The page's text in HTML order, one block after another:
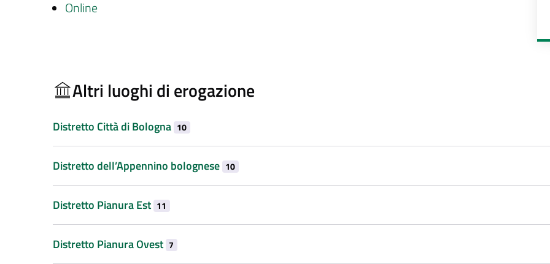
Online
Altri luoghi di erogazione
Distretto Città di Bologna 10
Distretto dell’Appennino bolognese 10
Distretto Pianura Est 11
Distretto Pianura Ovest 7